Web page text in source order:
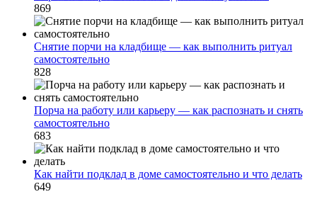
869
Снятие порчи на кладбище — как выполнить ритуал
самостоятельно
828
Порча на работу или карьеру — как распознать и снять
самостоятельно
683
Как найти подклад в доме самостоятельно и что делать
649